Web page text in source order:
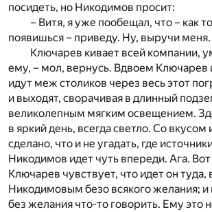
посидеть, но Никодимов просит:
– Витя, я уже пообещал, что – как
появишься – приведу. Ну, выручи
Ключарев кивает всей компании,
ему, – мол, вернусь. Вдвоем Ключарев
идут меж столиков через весь этот
и выходят, сворачивая в длинный
великолепным мягким освещением.
в яркий день, всегда светло. Со вкусом
сделано, что и не угадать, где
Никодимов идет чуть впереди. Ага.
Ключарев чувствует, что идет он туда,
Никодимовым безо всякого желания; и
без желания что-то говорить. Ему это